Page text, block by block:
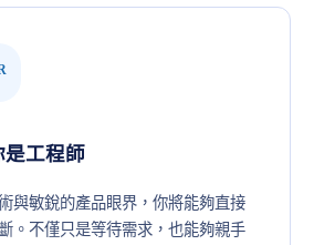
是工程師
與敏銳的產品眼界，你將能夠直接
。不僅只是等待需求，也能夠親手